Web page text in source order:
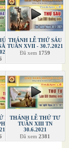
B
THÁNH LỄ THỨ SÁU
TUẦN XVII - 30.7.2021
Đã xem 1759
BATHÁNH LỄ THỨ TƯ
TUẦN XIII TN
30.6.2021
Đã xem2381